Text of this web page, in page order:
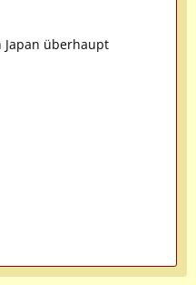
Japan überhaupt